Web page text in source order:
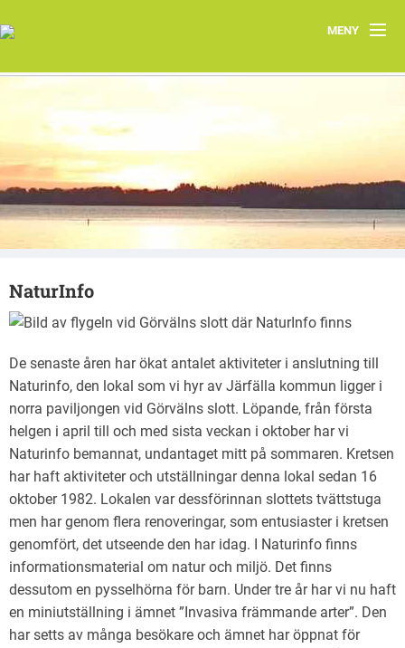
MENY
Hem
Kontakt
Aktuellt
NaturInfo
De senaste åren har ökat antalet aktiviteter i anslutning till
Naturinfo, den lokal som vi hyr av Järfälla kommun ligger i
norra paviljongen vid Görvälns slott. Löpande, från första
helgen i april till och med sista veckan i oktober har vi
Naturinfo bemannat, undantaget mitt på sommaren. Kretsen
har haft aktiviteter och utställningar denna lokal sedan 16
oktober 1982. Lokalen var dessförinnan slottets tvättstuga
men har genom flera renoveringar, som entusiaster i kretsen
genomfört, det utseende den har idag. I Naturinfo finns
informationsmaterial om natur och miljö. Det finns
dessutom en pysselhörna för barn. Under tre år har vi nu haft
en miniutställning i ämnet ”Invasiva främmande arter”. Den
har setts av många besökare och ämnet har öppnat för